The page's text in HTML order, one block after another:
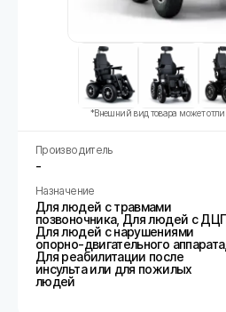
*Внешний вид товара может
Производитель
-
Назначение
Для людей с травмами
позвоночника, Для людей с
Для людей с нарушениями
опорно-двигательного аппарата,
Для реабилитации после
инсульта или для пожилых
людей